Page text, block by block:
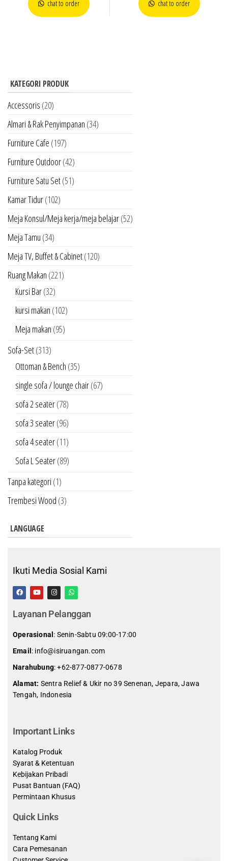
chat to order chat to order
KATEGORI PRODUK
Accessoris (20)
Almari & Rak Penyimpanan (34)
Furniture Cafe (197)
Furniture Outdoor(42)
Furniture Satu Set(51)
Kamar Tidur(102)
Meja Konsul/Meja kerja/meja belajar(52)
Meja Tamu (34)
Meja TV, Buffet & Cabinet(120)
Ruang Makan (221)
Kursi Bar(32)
kursi makan (102)
Meja makan (95)
Sofa-Set(313)
Ottoman & Bench (35)
single sofa / lounge chair(67)
sofa 2 seater(78)
sofa 3 seater(96)
sofa 4 seater(11)
Sofa L Seater(89)
Tanpa kategori (1)
Trembesi Wood (3)
LANGUAGE
Ikuti Media Sosial Kami
Layanan Pelanggan
Operasional : Senin-Sabtu 09:00-17:00
Email : info@isiruangan.com
Narahubung:+62-877-0877-0678
Alamat: Sentra Relief & Ukir no 39 Senenan, Jepara, Jawa
Tengah, Indonesia
Important Links
Katalog Produk
Syarat & Ketentuan
Kebijakan Pribadi
Pusat Bantuan (FAQ)
Permintaan Khusus
Quick Links
Tentang Kami
Cara Pemesanan